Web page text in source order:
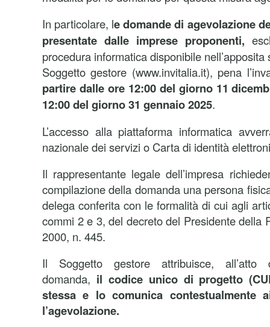
In particolare, le domande di agevolazione
presentate dalle imprese proponenti,
procedura informatica disponibile
Soggetto gestore (www.invitalia.it), pena
partire dalle ore 12:00 del giorno 11
12:00 del giorno 31 gennaio 2025.
L’accesso alla piattaforma informatica
nazionale dei servizi o Carta di identità
Il rappresentante legale dell’impresa
compilazione della domanda una persona
delega conferita con le formalità di cui agli
commi 2 e 3, del decreto del Presidente della
2000, n. 445.
Il Soggetto gestore attribuisce, all’atto
domanda, il codice unico di progetto
stessa e lo comunica contestualmente
l’agevolazione.